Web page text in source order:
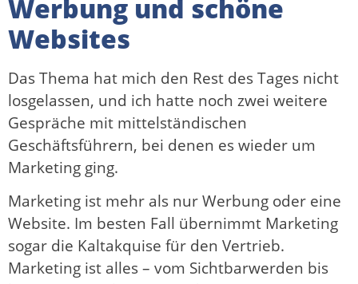
Werbung und schöne
Websites
Das Thema hat mich den Rest des Tages nicht
losgelassen, und ich hatte noch zwei weitere
Gespräche mit mittelständischen
Geschäftsführern, bei denen es wieder um
Marketing ging.
Marketing ist mehr als nur Werbung oder eine
Website. Im besten Fall übernimmt Marketing
sogar die Kaltakquise für den Vertrieb.
Marketing ist alles – vom Sichtbarwerden bis